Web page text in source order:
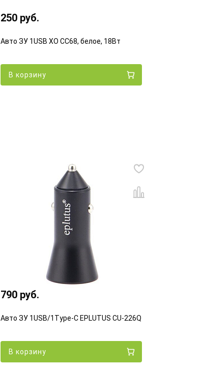
250 руб.
Авто ЗУ 1USB XO CC68, белое, 18Вт
В корзину
790 руб.
Авто ЗУ 1USB/1Type-C EPLUTUS CU-226Q
В корзину